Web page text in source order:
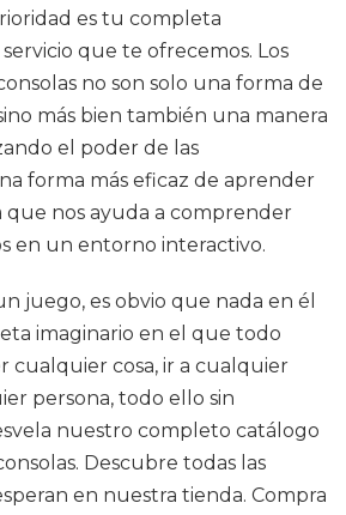
es tu completa
que te ofrecemos. Los
no son solo una forma de
más bien también una manera
el poder de las
forma más eficaz de aprender
que nos ayuda a comprender
en un entorno interactivo.
juego, es obvio que nada en él
imaginario en el que todo
cualquier cosa, ir a cualquier
persona, todo ello sin
nuestro completo catálogo
Descubre todas las
en nuestra tienda. Compra